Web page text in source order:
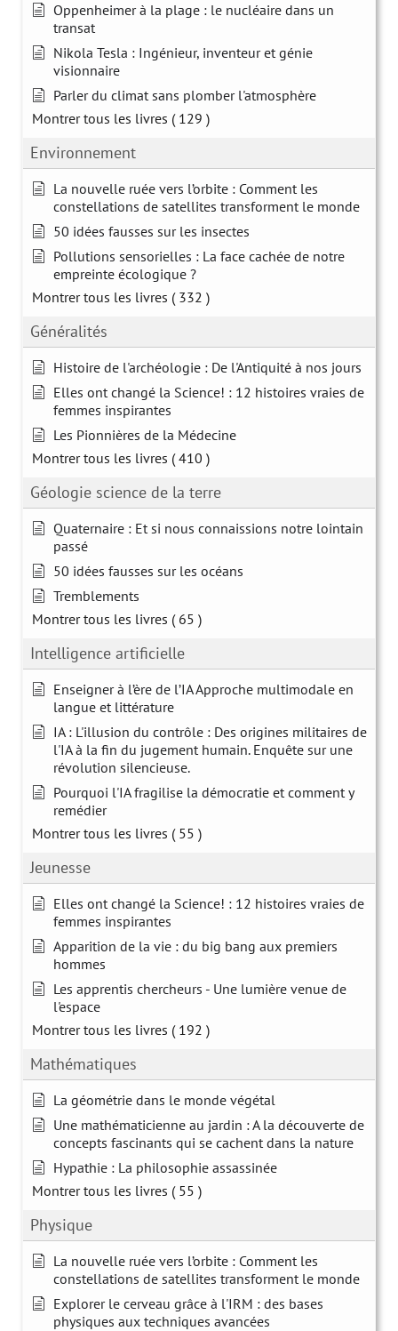
Oppenheimer à la plage : le nucléaire dans un
transat
Nikola Tesla : Ingénieur, inventeur et génie
visionnaire
Parler du climat sans plomber l'atmosphère
Montrer tous les livres ( 129 )
Environnement
La nouvelle ruée vers l’orbite : Comment les
constellations de satellites transforment le monde
50 idées fausses sur les insectes
Pollutions sensorielles : La face cachée de notre
empreinte écologique ?
Montrer tous les livres ( 332 )
Généralités
Histoire de l'archéologie : De l'Antiquité à nos jours
Elles ont changé la Science! : 12 histoires vraies de
femmes inspirantes
Les Pionnières de la Médecine
Montrer tous les livres ( 410 )
Géologie science de la terre
Quaternaire : Et si nous connaissions notre lointain
passé
50 idées fausses sur les océans
Tremblements
Montrer tous les livres ( 65 )
Intelligence artificielle
Enseigner à l’ère de l’IA Approche multimodale en
langue et littérature
IA : L'illusion du contrôle : Des origines militaires de
l'IA à la fin du jugement humain. Enquête sur une
révolution silencieuse.
Pourquoi l'IA fragilise la démocratie et comment y
remédier
Montrer tous les livres ( 55 )
Jeunesse
Elles ont changé la Science! : 12 histoires vraies de
femmes inspirantes
Apparition de la vie : du big bang aux premiers
hommes
Les apprentis chercheurs - Une lumière venue de
l'espace
Montrer tous les livres ( 192 )
Mathématiques
La géométrie dans le monde végétal
Une mathématicienne au jardin : A la découverte de
concepts fascinants qui se cachent dans la nature
Hypathie : La philosophie assassinée
Montrer tous les livres ( 55 )
Physique
La nouvelle ruée vers l’orbite : Comment les
constellations de satellites transforment le monde
Explorer le cerveau grâce à l'IRM : des bases
physiques aux techniques avancées